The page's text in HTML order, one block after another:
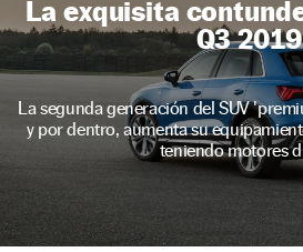
SUPERCOCHES
MOTORTV
PREMIOS
SERVICIOS
SÍGUENOS
La exquisita
Q3 2019
La segunda generación del SUV
y por dentro, aumenta su
teniendo motores